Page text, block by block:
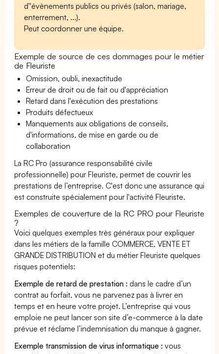
d''évènements publics ou privés (salon, mariage,
enterrement, ...).
Peut coordonner une équipe.
Exemple de source de ces dommages pour le métier
de Fleuriste
Omission, oubli, inexactitude
Erreur de droit ou de fait ou d'appréciation
Retard dans l'exécution des prestations
Produits défectueux
Manquements aux obligations de conseils,
d'informations, de mise en garde ou de
collaboration
La RC Pro (assurance responsabilité civile
professionnelle) pour Fleuriste, permet de couvrir les
prestations de l’entreprise. C'est donc une assurance qui
est construite spécialement pour l'activité Fleuriste.
Exemples de couverture de la RC PRO pour Fleuriste
?
Voici quelques exemples très généraux pour expliquer
dans les métiers de la famille COMMERCE, VENTE ET
GRANDE DISTRIBUTION et du métier Fleuriste quelques
risques potentiels:
Exemple de retard de prestation : dans le cadre d’un
contrat au forfait, vous ne parvenez pas à livrer en
temps et en heure votre projet. L’entreprise qui vous
emploie ne peut lancer son site d’e-commerce à la date
prévue et réclame l’indemnisation du manque à gagner.
Exemple transmission de virus informatique : vous